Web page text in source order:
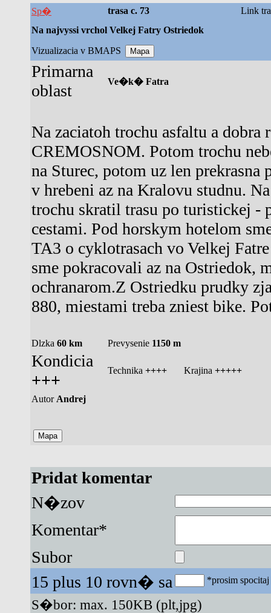
Sp� trasa c. 73
Link
Na najvyssi vrchol Velkej Fatry Ostriedok
Vizualizacia v BMAPS
Primarna
oblast
Ve�k� Fatra
Na zaciatoh trochu asfaltu a dobra
CREMOSNOM. Potom trochu
na Sturec, potom uz len
v hrebeni az na Kralovu studnu.
trochu skratil trasu po turistickej -
cestami. Pod horskym hotelom
TA3 o cyklotrasach vo Velkej
sme pokracovali az na Ostriedok,
ochranarom.Z Ostriedku prudky
880, miestami treba zniest bike.
Dlzka 60 km Prevysenie 1150 m
Kondicia
+++
Technika ++++ Krajina +++++
Autor Andrej
Pridat komentar
N�zov
Komentar*
Subor
15 plus 10 rovn� sa
*prosim spocitaj
S�bor: max. 150KB (plt,jpg)